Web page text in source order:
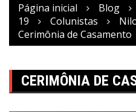
Página inicial Blog
19
Colunistas
Cerimônia de Casamento
CERIMÔNIA DE